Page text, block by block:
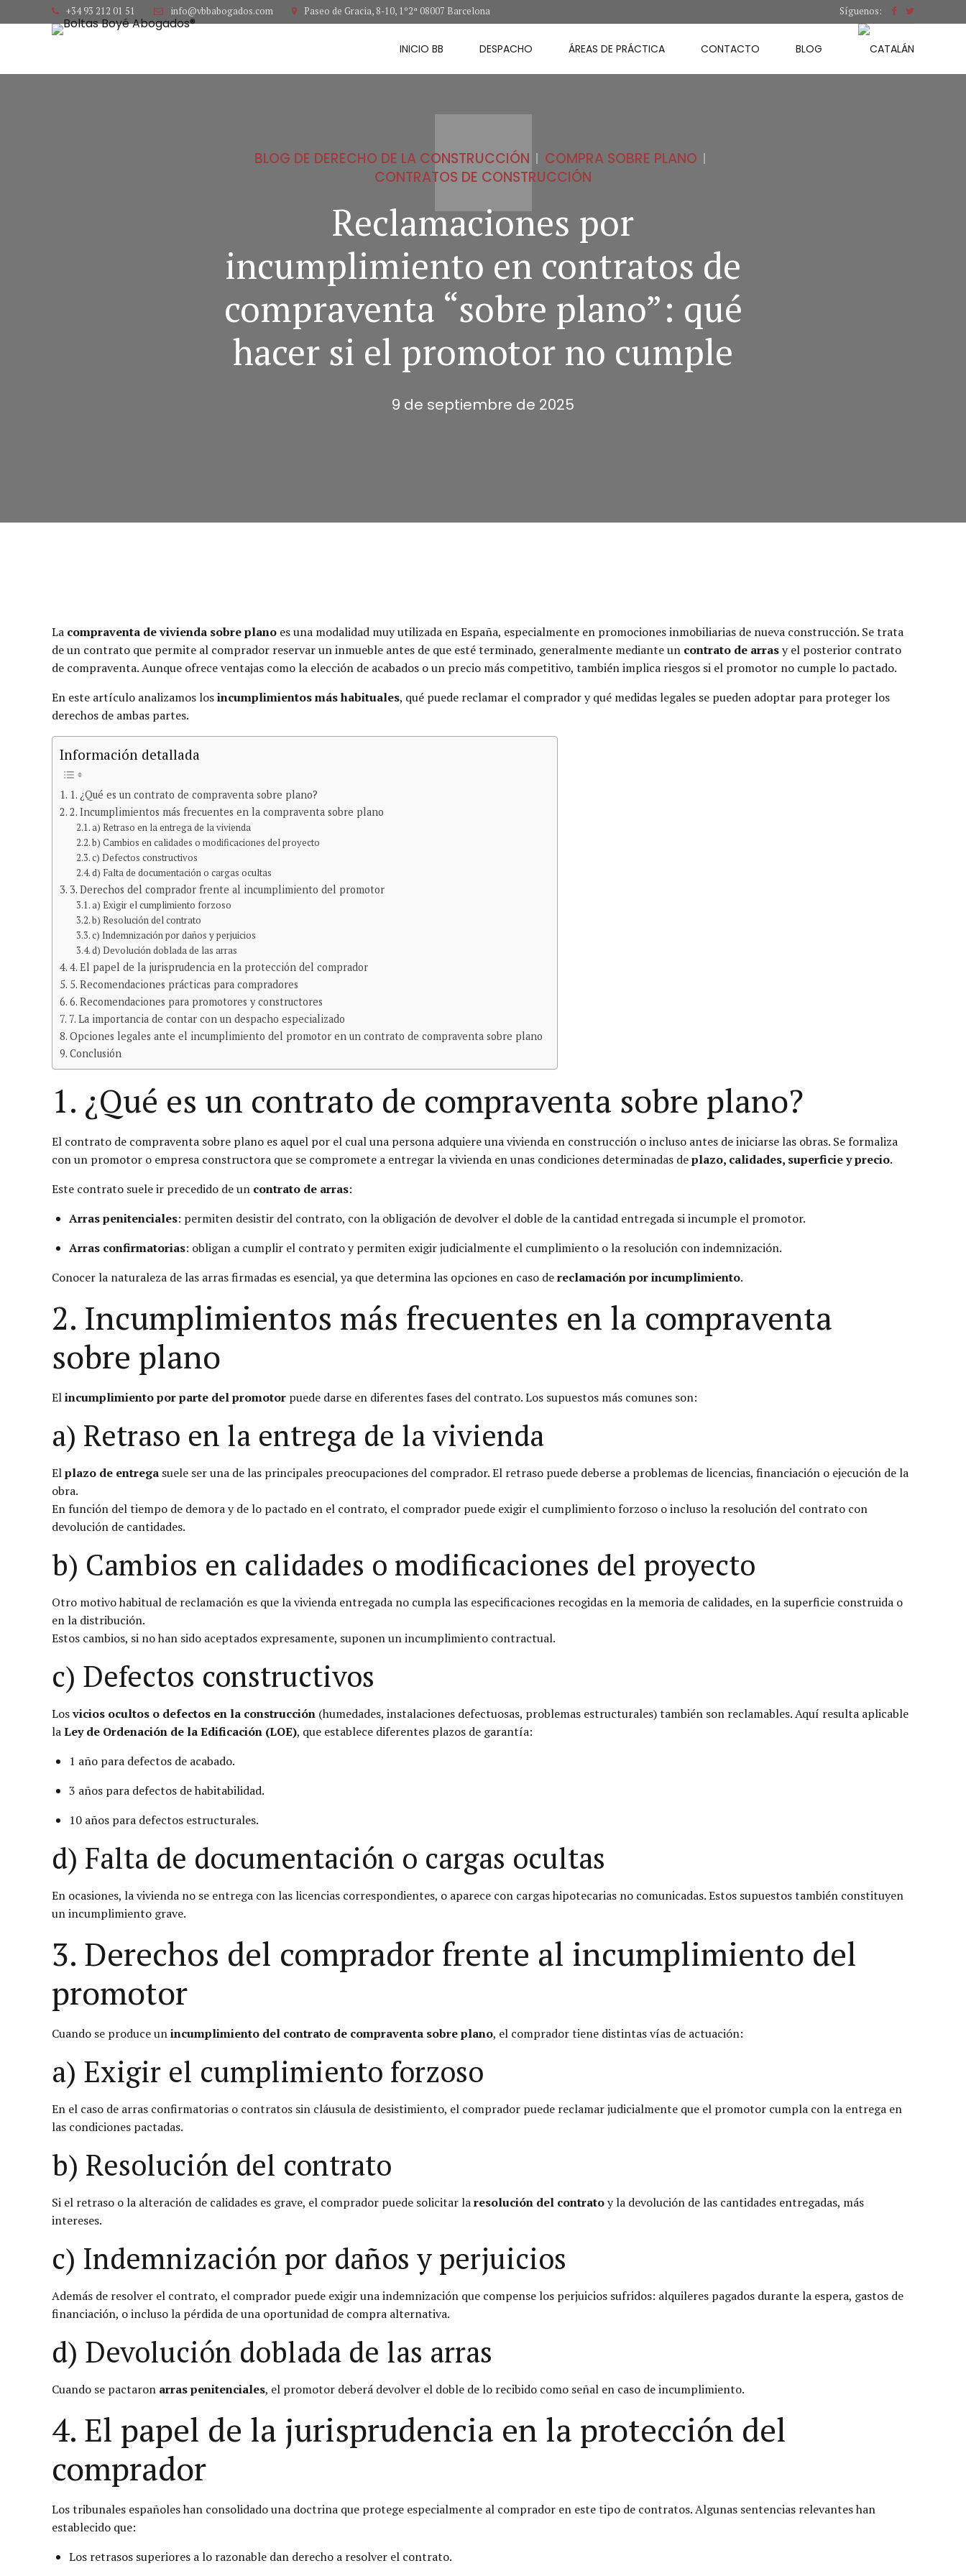
+34 93 212 01 51 info@vbbabogados.com Paseo de Gracia, 8-10, 1º2ª 08007 Barcelona Síguenos:
INICIO BB DESPACHO ÁREAS DE PRÁCTICA CONTACTO BLOG
BLOG DE DERECHO DE LA CONSTRUCCIÓN
COMPRA SOBRE PLANO
CONTRATOS DE CONSTRUCCIÓN
Reclamaciones por
incumplimiento en contratos de
compraventa “sobre plano”: qué
hacer si el promotor no cumple
9 de septiembre de 2025
La compraventa de vivienda sobre plano es una modalidad muy utilizada en España, especialmente en promociones inmobiliarias de nueva construcción. Se trata
de un contrato que permite al comprador reservar un inmueble antes de que esté terminado, generalmente mediante un contrato de arrasy el posterior contrato
de compraventa. Aunque ofrece ventajas como la elección de acabados o un precio más competitivo, también implica riesgos si el promotor no cumple lo pactado.
En este artículo analizamos losincumplimientos más habituales, qué puede reclamar el comprador y qué medidas legales se pueden adoptar para proteger los
derechos de ambas partes.
Información detallada
1. ¿Qué es un contrato de compraventa sobre plano?
2. Incumplimientos más frecuentes en la compraventa sobre plano
a) Retraso en la entrega de la vivienda
b) Cambios en calidades o modificaciones del proyecto
c) Defectos constructivos
d) Falta de documentación o cargas ocultas
3. Derechos del comprador frente al incumplimiento del promotor
a) Exigir el cumplimiento forzoso
b) Resolución del contrato
c) Indemnización por daños y perjuicios
d) Devolución doblada de las arras
4. El papel de la jurisprudencia en la protección del comprador
5. Recomendaciones prácticas para compradores
6. Recomendaciones para promotores y constructores
7. La importancia de contar con un despacho especializado
Opciones legales ante el incumplimiento del promotor en un contrato de compraventa sobre plano
Conclusión
1. ¿Qué es un contrato de compraventa sobre plano?
El contrato de compraventa sobre plano es aquel por el cual una persona adquiere una vivienda en construcción o incluso antes de iniciarse las obras. Se formaliza
con un promotor o empresa constructora que se compromete a entregar la vivienda en unas condiciones determinadas deplazo, calidades, superficie y precio.
Este contrato suele ir precedido de un contrato de arras:
Arras penitenciales: permiten desistir del contrato, con la obligación de devolver el doble de la cantidad entregada si incumple el promotor.
Arras confirmatorias: obligan a cumplir el contrato y permiten exigir judicialmente el cumplimiento o la resolución con indemnización.
Conocer la naturaleza de las arras firmadas es esencial, ya que determina las opciones en caso dereclamación por incumplimiento.
2. Incumplimientos más frecuentes en la compraventa
sobre plano
Elincumplimiento por parte del promotor puede darse en diferentes fases del contrato. Los supuestos más comunes son:
a) Retraso en la entrega de la vivienda
Elplazo de entrega suele ser una de las principales preocupaciones del comprador. El retraso puede deberse a problemas de licencias, financiación o ejecución de la
obra.
En función del tiempo de demora y de lo pactado en el contrato, el comprador puede exigir el cumplimiento forzoso o incluso la resolución del contrato con
devolución de cantidades.
b) Cambios en calidades o modificaciones del proyecto
Otro motivo habitual de reclamación es que la vivienda entregada no cumpla las especificaciones recogidas en la memoria de calidades, en la superficie construida o
en la distribución.
Estos cambios, si no han sido aceptados expresamente, suponen un incumplimiento contractual.
c) Defectos constructivos
Losvicios ocultos o defectos en la construcción (humedades, instalaciones defectuosas, problemas estructurales) también son reclamables. Aquí resulta aplicable
laLey de Ordenación de la Edificación (LOE), que establece diferentes plazos de garantía:
1 año para defectos de acabado.
3 años para defectos de habitabilidad.
10 años para defectos estructurales.
d) Falta de documentación o cargas ocultas
En ocasiones, la vivienda no se entrega con las licencias correspondientes, o aparece con cargas hipotecarias no comunicadas. Estos supuestos también constituyen
un incumplimiento grave.
3. Derechos del comprador frente al incumplimiento del
promotor
Cuando se produce unincumplimiento del contrato de compraventa sobre plano, el comprador tiene distintas vías de actuación:
a) Exigir el cumplimiento forzoso
En el caso de arras confirmatorias o contratos sin cláusula de desistimiento, el comprador puede reclamar judicialmente que el promotor cumpla con la entrega en
las condiciones pactadas.
b) Resolución del contrato
Si el retraso o la alteración de calidades es grave, el comprador puede solicitar laresolución del contratoy la devolución de las cantidades entregadas, más
intereses.
c) Indemnización por daños y perjuicios
Además de resolver el contrato, el comprador puede exigir una indemnización que compense los perjuicios sufridos: alquileres pagados durante la espera, gastos de
financiación, o incluso la pérdida de una oportunidad de compra alternativa.
d) Devolución doblada de las arras
Cuando se pactaron arras penitenciales, el promotor deberá devolver el doble de lo recibido como señal en caso de incumplimiento.
4. El papel de la jurisprudencia en la protección del
comprador
Los tribunales españoles han consolidado una doctrina que protege especialmente al comprador en este tipo de contratos. Algunas sentencias relevantes han
establecido que:
Los retrasos superiores a lo razonable dan derecho a resolver el contrato.